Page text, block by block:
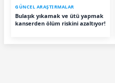
GÜNCEL ARAŞTIRMALAR
Bulaşık yıkamak ve ütü yapmak
kanserden ölüm riskini azaltıyor!